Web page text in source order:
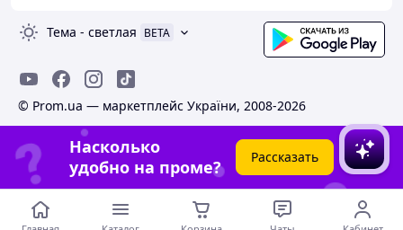
Тема - светлая BETA
© Prom.ua — маркетплейс України, 2008-2026
Насколько
удобно на проме?
Рассказать